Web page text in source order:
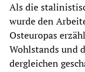
Als die
wurde den
Osteuropas
Wohlstands und
dergleichen